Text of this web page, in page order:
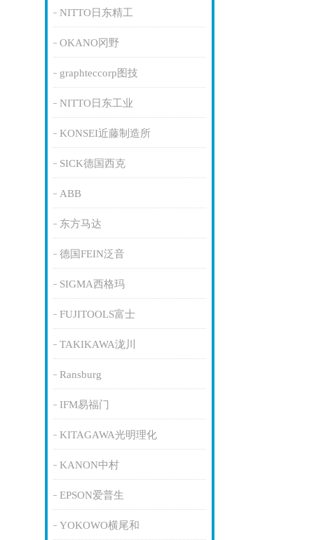
NITTO日东精工
OKANO冈野
graphteccorp图技
NITTO日东工业
KONSEI近藤制造所
SICK德国西克
ABB
东方马达
德国FEIN泛音
SIGMA西格玛
FUJITOOLS富士
TAKIKAWA泷川
Ransburg
IFM易福门
KITAGAWA光明理化
KANON中村
EPSON爱普生
YOKOWO横尾和